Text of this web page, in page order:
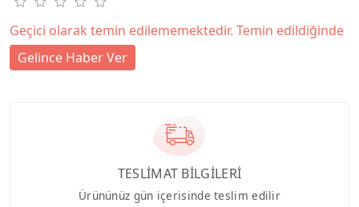
Geçici olarak temin edilememektedir. Temin edildiğinde
Gelince Haber Ver
TESLİMAT BİLGİLERİ
Ürününüz gün içerisinde teslim edilir